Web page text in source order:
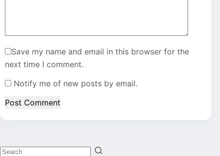
Save my name and email in this browser for the
next time I comment.
Notify me of new posts by email.
Post Comment